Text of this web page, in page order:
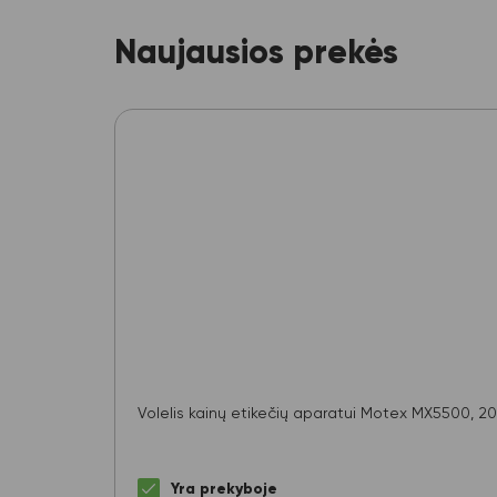
Naujausios prekės
Volelis kainų etikečių aparatui Motex MX5500,
Yra prekyboje